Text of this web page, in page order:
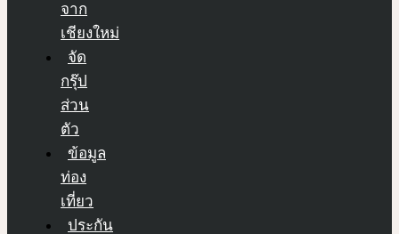
จาก
เชียงใหม่
จัด
กรุ๊ป
ส่วน
ตัว
ข้อมูล
ท่อง
เที่ยว
ประกัน